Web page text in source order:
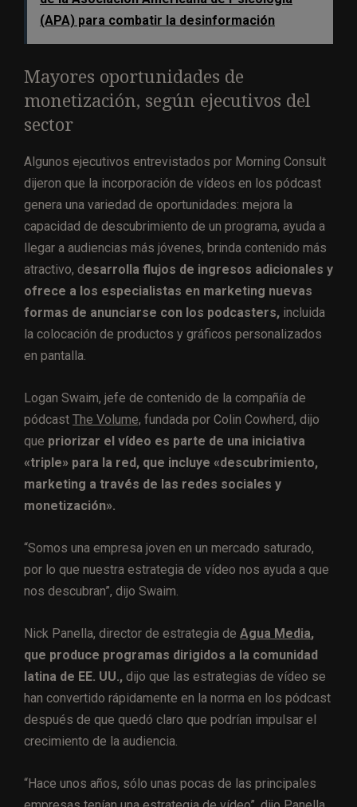
(APA) para combatir la desinformación
Mayores oportunidades de
monetización, según ejecutivos del
sector
Algunos ejecutivos entrevistados por Morning Consult
dijeron que la incorporación de vídeos en los pódcast
genera una variedad de oportunidades: mejora la
capacidad de descubrimiento de un programa, ayuda a
llegar a audiencias más jóvenes, brinda contenido más
atractivo, desarrolla flujos de ingresos adicionales y
ofrece a los especialistas en marketing nuevas
formas de anunciarse con los podcasters, incluida
la colocación de productos y gráficos personalizados
en pantalla.
Logan Swaim, jefe de contenido de la compañía de
pódcast The Volume, fundada por Colin Cowherd, dijo
que priorizar el vídeo es parte de una iniciativa
«triple» para la red, que incluye «descubrimiento,
marketing a través de las redes sociales y
monetización».
“Somos una empresa joven en un mercado saturado,
por lo que nuestra estrategia de vídeo nos ayuda a que
nos descubran”, dijo Swaim.
Nick Panella, director de estrategia de Agua Media,
que produce programas dirigidos a la comunidad
latina de EE. UU., dijo que las estrategias de vídeo se
han convertido rápidamente en la norma en los pódcast
después de que quedó claro que podrían impulsar el
crecimiento de la audiencia.
“Hace unos años, sólo unas pocas de las principales